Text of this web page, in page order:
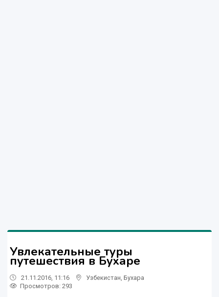
Увлекательные туры
путешествия в Бухаре
21.11.2016, 11:16 Узбекистан Бухара
Просмотров: 293